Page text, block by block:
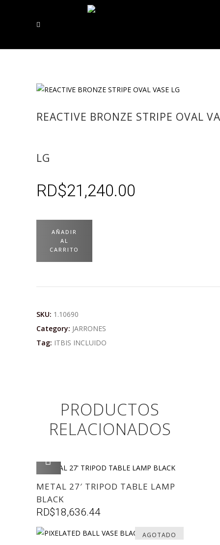
REACTIVE BRONZE STRIPE OVAL
LG
RD$21,240.00
AÑADIR
AL
CARRITO
SKU: 1.10690
Category: JARRONES
Tag: ITBIS INCLUIDO
PRODUCTOS
RELACIONADOS
METAL 27′ TRIPOD TABLE LAMP
BLACK
RD$18,636.44
AGOTADO